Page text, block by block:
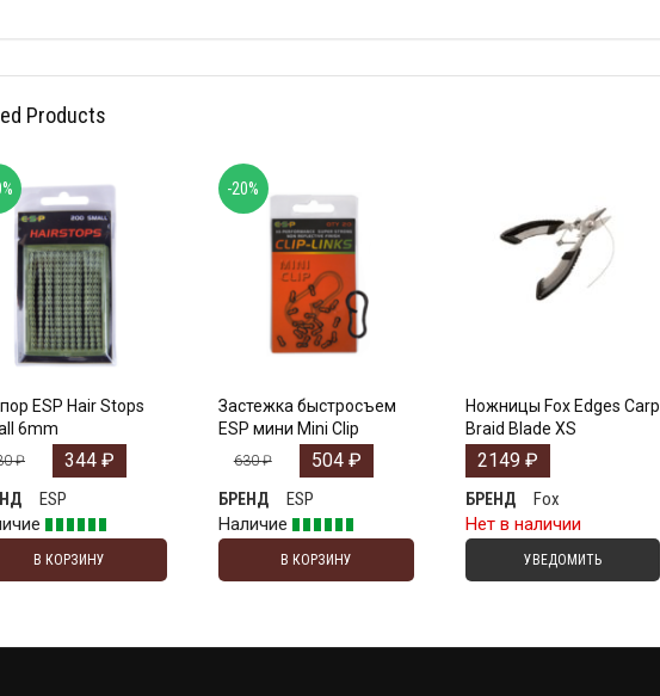
Products
ESP Hair Stops
6mm
₽ 344 ₽
ESP
В КОРЗИНУ
Застежка быстросъем
ESP мини Mini Clip
630₽ 504 ₽
БРЕНД
ESP
Наличие
В КОРЗИНУ
-20%
Ножницы Fox Edges Carp
Braid Blade XS
2149 ₽
БРЕНД
Fox
Нет в наличии
УВЕДОМИТЬ